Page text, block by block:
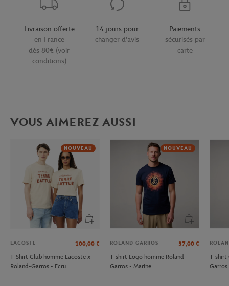
Livraison offerte
en France
dès 80€ (voir
conditions)
14 jours pour
changer d'avis
Paiements
sécurisés par
carte
VOUS AIMEREZ AUSSI
NOUVEAU
LACOSTE 100,00 €
T-Shirt Club homme Lacoste x
Roland-Garros - Ecru
NOUVEAU
ROLAND GARROS 37,00 €
T-shirt Logo homme Roland-
Garros - Marine
T-shirt